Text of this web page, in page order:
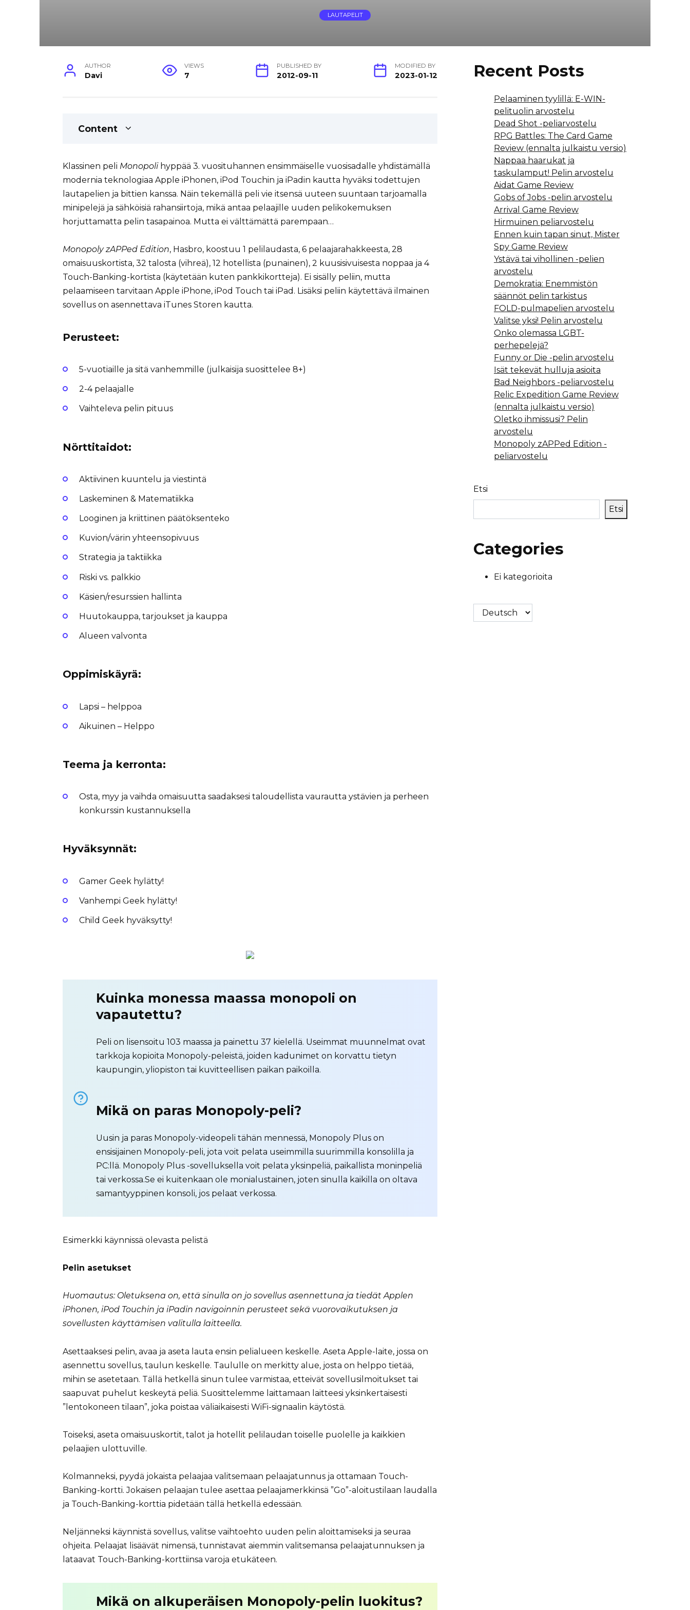
LAUTAPELIT
AUTHOR
Davi
VIEWS
7
PUBLISHED BY
2012-09-11
MODIFIED BY
2023-01-12
Content
Klassinen peli Monopolihyppää 3. vuosituhannen ensimmäiselle vuosisadalle yhdistämällä
modernia teknologiaa Apple iPhonen, iPod Touchin ja iPadin kautta hyväksi todettujen
lautapelien ja bittien kanssa. Näin tekemällä peli vie itsensä uuteen suuntaan tarjoamalla
minipelejä ja sähköisiä rahansiirtoja, mikä antaa pelaajille uuden pelikokemuksen
horjuttamatta pelin tasapainoa. Mutta ei välttämättä parempaan…
Monopoly zAPPed Edition, Hasbro, koostuu 1 pelilaudasta, 6 pelaajarahakkeesta, 28
omaisuuskortista, 32 talosta (vihreä), 12 hotellista (punainen), 2 kuusisivuisesta noppaa ja 4
Touch-Banking-kortista (käytetään kuten pankkikortteja). Ei sisälly peliin, mutta
pelaamiseen tarvitaan Apple iPhone, iPod Touch tai iPad. Lisäksi peliin käytettävä ilmainen
sovellus on asennettava iTunes Storen kautta.
Perusteet:
5-vuotiaille ja sitä vanhemmille (julkaisija suosittelee 8+)
2-4 pelaajalle
Vaihteleva pelin pituus
Nörttitaidot:
Aktiivinen kuuntelu ja viestintä
Laskeminen & Matematiikka
Looginen ja kriittinen päätöksenteko
Kuvion/värin yhteensopivuus
Strategia ja taktiikka
Riski vs. palkkio
Käsien/resurssien hallinta
Huutokauppa, tarjoukset ja kauppa
Alueen valvonta
Oppimiskäyrä:
Lapsi – helppoa
Aikuinen – Helppo
Teema ja kerronta:
Osta, myy ja vaihda omaisuutta saadaksesi taloudellista vaurautta ystävien ja perheen
konkurssin kustannuksella
Hyväksynnät:
Gamer Geek hylätty!
Vanhempi Geek hylätty!
Child Geek hyväksytty!
Kuinka monessa maassa monopoli on
vapautettu?
Peli on lisensoitu 103 maassa ja painettu 37 kielellä. Useimmat muunnelmat ovat
tarkkoja kopioita Monopoly-peleistä, joiden kadunimet on korvattu tietyn
kaupungin, yliopiston tai kuvitteellisen paikan paikoilla.
Mikä on paras Monopoly-peli?
Uusin ja paras Monopoly-videopeli tähän mennessä, Monopoly Plus on
ensisijainen Monopoly-peli, jota voit pelata useimmilla suurimmilla konsolilla ja
PC:llä. Monopoly Plus -sovelluksella voit pelata yksinpeliä, paikallista moninpeliä
tai verkossa.Se ei kuitenkaan ole monialustainen, joten sinulla kaikilla on oltava
samantyyppinen konsoli, jos pelaat verkossa.
Esimerkki käynnissä olevasta pelistä
Pelin asetukset
Huomautus: Oletuksena on, että sinulla on jo sovellus asennettuna ja tiedät Applen
iPhonen, iPod Touchin ja iPadin navigoinnin perusteet sekä vuorovaikutuksen ja
sovellusten käyttämisen valitulla laitteella.
Asettaaksesi pelin, avaa ja aseta lauta ensin pelialueen keskelle. Aseta Apple-laite, jossa on
asennettu sovellus, taulun keskelle. Taululle on merkitty alue, josta on helppo tietää,
mihin se asetetaan. Tällä hetkellä sinun tulee varmistaa, etteivät sovellusilmoitukset tai
saapuvat puhelut keskeytä peliä. Suosittelemme laittamaan laitteesi yksinkertaisesti
”lentokoneen tilaan”, joka poistaa väliaikaisesti WiFi-signaalin käytöstä.
Toiseksi, aseta omaisuuskortit, talot ja hotellit pelilaudan toiselle puolelle ja kaikkien
pelaajien ulottuville.
Kolmanneksi, pyydä jokaista pelaajaa valitsemaan pelaajatunnus ja ottamaan Touch-
Banking-kortti. Jokaisen pelaajan tulee asettaa pelaajamerkkinsä ”Go”-aloitustilaan laudalla
ja Touch-Banking-korttia pidetään tällä hetkellä edessään.
Neljänneksi käynnistä sovellus, valitse vaihtoehto uuden pelin aloittamiseksi ja seuraa
ohjeita. Pelaajat lisäävät nimensä, tunnistavat aiemmin valitsemansa pelaajatunnuksen ja
lataavat Touch-Banking-korttiinsa varoja etukäteen.
Mikä on alkuperäisen Monopoly-pelin luokitus?
Recent Posts
Pelaaminen tyylillä: E-WIN-
pelituolin arvostelu
Dead Shot -peliarvostelu
RPG Battles: The Card Game
Review (ennalta julkaistu versio)
Nappaa haarukat ja
taskulamput! Pelin arvostelu
Aidat Game Review
Gobs of Jobs -pelin arvostelu
Arrival Game Review
Hirmuinen peliarvostelu
Ennen kuin tapan sinut, Mister
Spy Game Review
Ystävä tai vihollinen -pelien
arvostelu
Demokratia: Enemmistön
säännöt pelin tarkistus
FOLD-pulmapelien arvostelu
Valitse yksi! Pelin arvostelu
Onko olemassa LGBT-
perhepelejä?
Funny or Die -pelin arvostelu
Isät tekevät hulluja asioita
Bad Neighbors -peliarvostelu
Relic Expedition Game Review
(ennalta julkaistu versio)
Oletko ihmissusi? Pelin
arvostelu
Monopoly zAPPed Edition -
peliarvostelu
Etsi
Etsi
Categories
Ei kategorioita
Valitse
kieli